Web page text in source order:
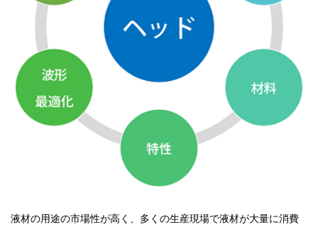
液材の用途の市場性が高く、多くの生産現場で液材が大量に消費